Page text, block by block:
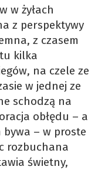
w żyłach
z perspektywy
z czasem
kilka
na czele ze
w jednej ze
schodzą na
obłędu – a
– w proste
rozbuchana
świetny,